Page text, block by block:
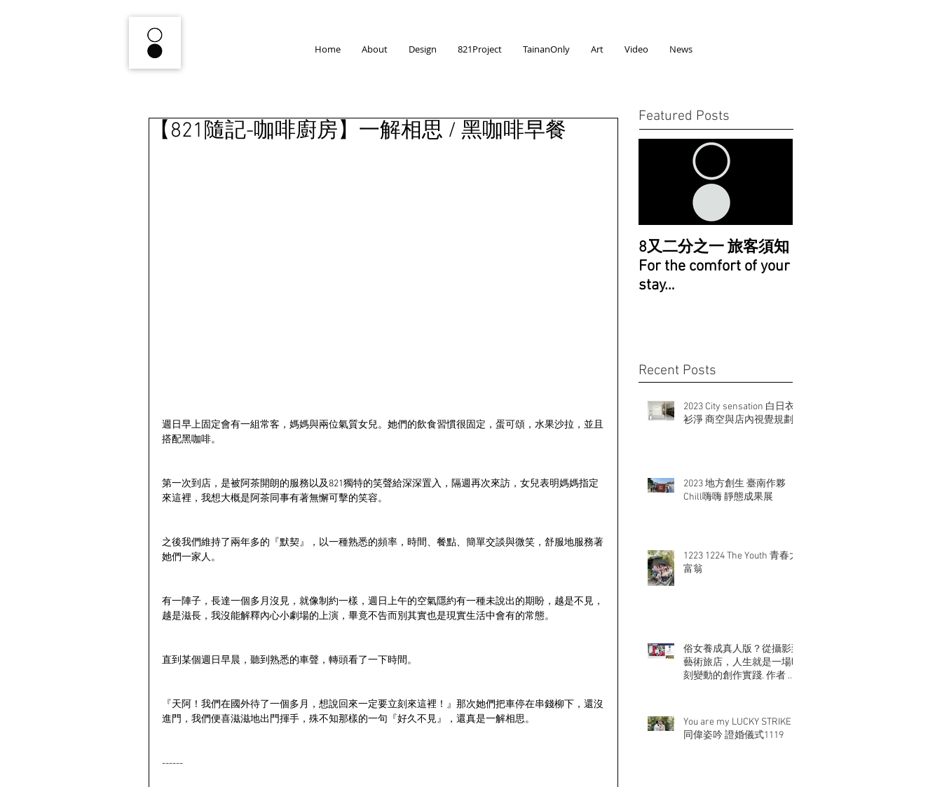
Home About Design 821Project TainanOnly Art Video News
【821隨記-咖啡廚房】一解相思 / 黑咖啡早餐
週日早上固定會有一組常客，媽媽與兩位氣質女兒。她們的飲食習慣很固定，蛋可頌，水果沙拉，並且
搭配黑咖啡。
第一次到店，是被阿茶開朗的服務以及821獨特的笑聲給深深置入，隔週再次來訪，女兒表明媽媽指定
來這裡，我想大概是阿茶同事有著無懈可擊的笑容。
之後我們維持了兩年多的『默契』，以一種熟悉的頻率，時間、餐點、簡單交談與微笑，舒服地服務著
她們一家人。
有一陣子，長達一個多月沒見，就像制約一樣，週日上午的空氣隱約有一種未說出的期盼，越是不見，
越是滋長，我沒能解釋內心小劇場的上演，畢竟不告而別其實也是現實生活中會有的常態。
直到某個週日早晨，聽到熟悉的車聲，轉頭看了一下時間。
『天阿！我們在國外待了一個多月，想說回來一定要立刻來這裡！』那次她們把車停在串錢柳下，還沒
進門，我們便喜滋滋地出門揮手，殊不知那樣的一句『好久不見』，還真是一解相思。
------
Featured Posts
8又二分之一 旅客須知
For the comfort of your
stay…
Recent Posts
2023 City sensation 白日衣
衫淨 商空與店內視覺規劃
2023 地方創生 臺南作夥
Chill嗨嗨 靜態成果展
1223 1224 The Youth 青春大
富翁
俗女養成真人版？從攝影到
藝術旅店，人生就是一場時
刻變動的創作實踐. 作者 張
You are my LUCKY STRIKE
同偉姿吟 證婚儀式1119